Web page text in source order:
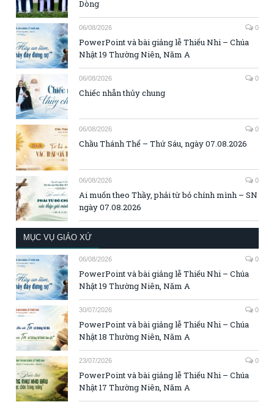
Dòng
06/08/2026 0
PowerPoint và bài giảng lễ Thiếu Nhi – Chúa
Nhật 19 Thường Niên, Năm A
06/08/2026 0
Chiếc nhẫn thủy chung
06/08/2026 0
Chầu Thánh Thể – Thứ Sáu, ngày 07.08.2026
06/08/2026 0
Ai muốn theo Thầy, phải từ bỏ chính mình – SN
ngày 07.08.2026
MỤC VỤ GIÁO XỨ
06/08/2026 0
PowerPoint và bài giảng lễ Thiếu Nhi – Chúa
Nhật 19 Thường Niên, Năm A
30/07/2026 0
PowerPoint và bài giảng lễ Thiếu Nhi – Chúa
Nhật 18 Thường Niên, Năm A
23/07/2026 0
PowerPoint và bài giảng lễ Thiếu Nhi – Chúa
Nhật 17 Thường Niên, Năm A